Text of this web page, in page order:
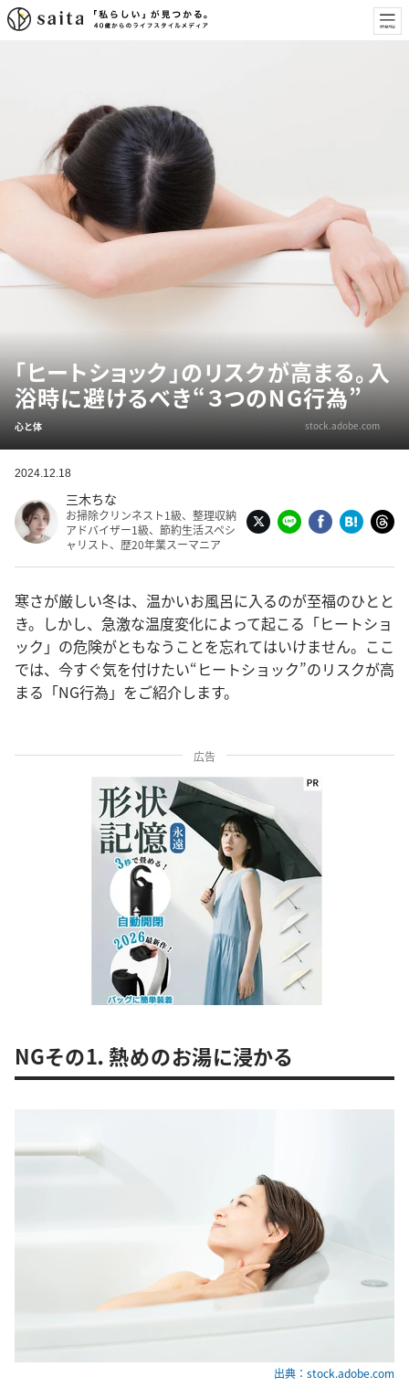
「ヒートショック」のリスクが高まる。入
浴時に避けるべき“３つのNG行為”
心と体 stock.adobe.com
2024.12.18
三木ちな
お掃除クリンネスト1級、整理収納
アドバイザー1級、節約生活スペシ
ャリスト、歴20年業スーマニア
寒さが厳しい冬は、温かいお風呂に入るのが至福のひとと
き。しかし、急激な温度変化によって起こる「ヒートショ
ック」の危険がともなうことを忘れてはいけません。ここ
では、今すぐ気を付けたい“ヒートショック”のリスクが高
まる「NG行為」をご紹介します。
広告
NGその1．熱めのお湯に浸かる
出典：stock.adobe.com